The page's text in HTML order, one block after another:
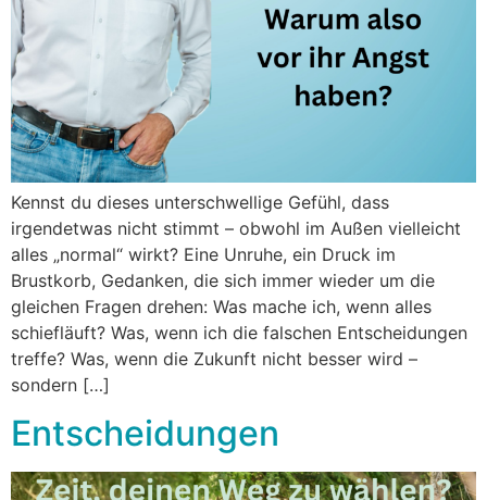
Kennst du dieses unterschwellige Gefühl, dass
irgendetwas nicht stimmt – obwohl im Außen vielleicht
alles „normal“ wirkt? Eine Unruhe, ein Druck im
Brustkorb, Gedanken, die sich immer wieder um die
gleichen Fragen drehen: Was mache ich, wenn alles
schiefläuft? Was, wenn ich die falschen Entscheidungen
treffe? Was, wenn die Zukunft nicht besser wird –
sondern […]
Entscheidungen